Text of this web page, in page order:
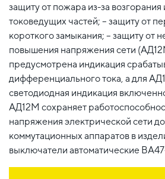
защиту от пожара из-за возгорания
токоведущих частей; – защиту от
короткого замыкания; – защиту от
повышения напряжения сети
предусмотрена индикация
дифференциального тока, а для
светодиодная индикация
АД12М сохраняет
напряжения электрической сети
коммутационных аппаратов в
выключатели автоматические